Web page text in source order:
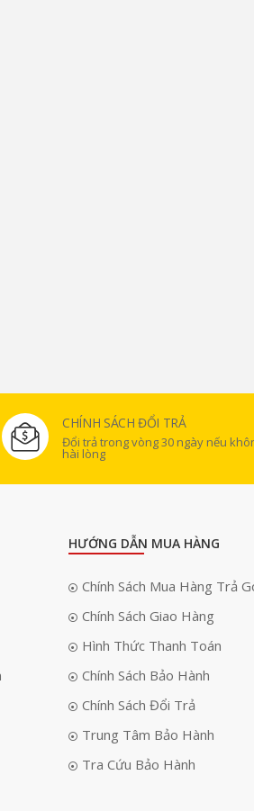
CHÍNH SÁCH ĐỔI TRẢ
Đổi trả trong vòng 30 ngày nếu
hài lòng
HƯỚNG DẪN MUA HÀNG
Chính Sách Mua Hàng Trả
Chính Sách Giao Hàng
Hình Thức Thanh Toán
Chính Sách Bảo Hành
Chính Sách Đổi Trả
Trung Tâm Bảo Hành
Tra Cứu Bảo Hành